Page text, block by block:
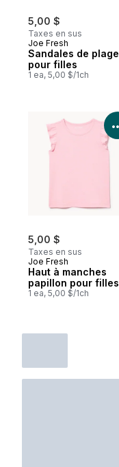
5,00 $
Taxes en sus
Joe Fresh
Sandales de plage
pour filles
1 ea, 5,00 $/1ch
5,00 $
Taxes en sus
Joe Fresh
Haut à manches
papillon pour filles
1 ea, 5,00 $/1ch